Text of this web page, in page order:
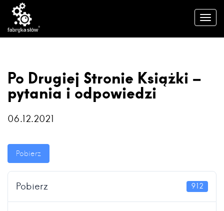
Po Drugiej Stronie Książki –
pytania i odpowiedzi
06.12.2021
Pobierz
Pobierz 912